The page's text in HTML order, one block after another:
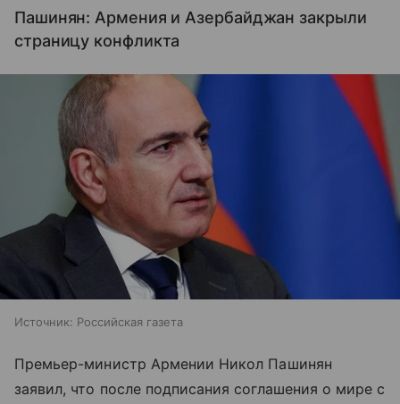
Пашинян: Армения и Азербайджан закрыли
страницу конфликта
Источник: Российская газета
Премьер-министр Армении Никол Пашинян
заявил, что после подписания соглашения о мире с